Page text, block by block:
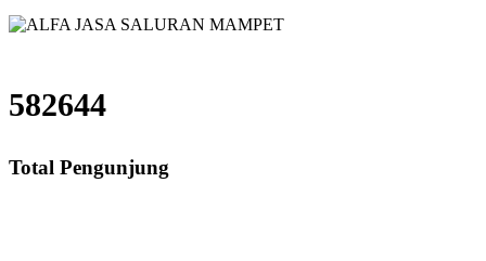
582644
Total Pengunjung